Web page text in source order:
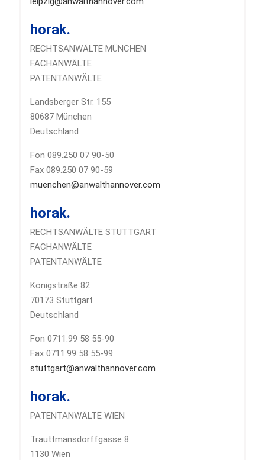
horak.
RECHTSANWÄLTE MÜNCHEN
FACHANWÄLTE
PATENTANWÄLTE
Landsberger Str. 155
80687 München
Deutschland
Fon 089.250 07 90-50
Fax 089.250 07 90-59
muenchen@anwalthannover.com
horak.
RECHTSANWÄLTE STUTTGART
FACHANWÄLTE
PATENTANWÄLTE
Königstraße 82
70173 Stuttgart
Deutschland
Fon 0711.99 58 55-90
Fax 0711.99 58 55-99
stuttgart@anwalthannover.com
horak.
PATENTANWÄLTE WIEN
Trauttmansdorffgasse 8
1130 Wien